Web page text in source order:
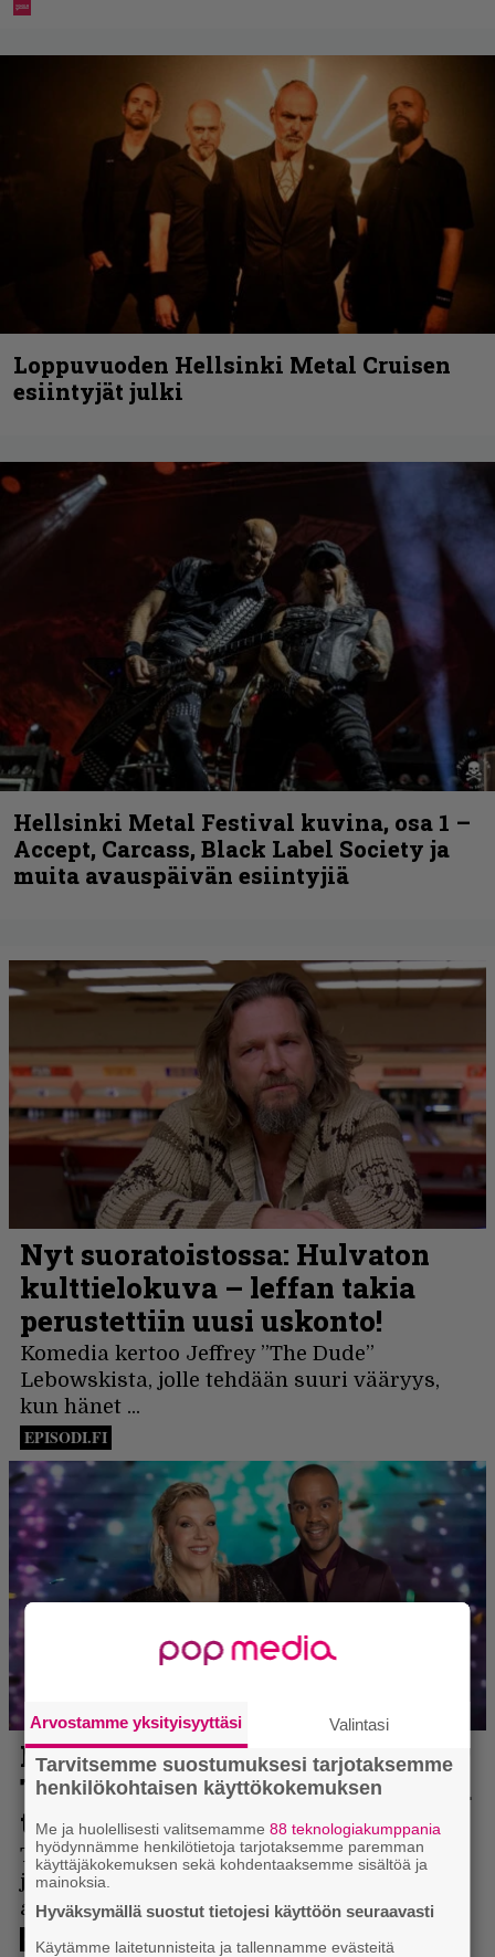
Loppuvuoden Hellsinki Metal Cruisen
esiintyjät julki
Hellsinki Metal Festival kuvina, osa 1 –
Accept, Carcass, Black Label Society ja
muita avauspäivän esiintyjiä
Arvostamme yksityisyyttäsi Valintasi
Tarvitsemme suostumuksesi tarjotaksemme
henkilökohtaisen käyttökokemuksen
Me ja huolellisesti valitsemamme88 teknologiakumppania
hyödynnämme henkilötietoja tarjotaksemme paremman
käyttäjäkokemuksen sekä kohdentaaksemme sisältöä ja
mainoksia.
Hyväksymällä suostut tietojesi käyttöön seuraavasti
Käytämme laitetunnisteita ja tallennamme evästeitä